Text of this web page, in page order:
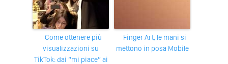
Come ottenere più
visualizzazioni su
TikTok: dai “mi piace” ai
Finger Art, le mani si
mettono in posa Mobile